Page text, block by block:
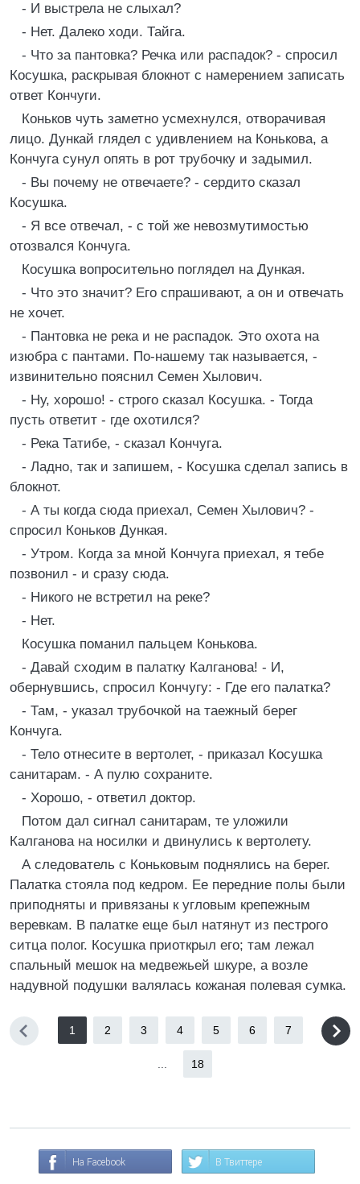
- И выстрела не слыхал?
- Нет. Далеко ходи. Тайга.
- Что за пантовка? Речка или распадок? - спросил
Косушка, раскрывая блокнот с намерением записать
ответ Кончуги.
Коньков чуть заметно усмехнулся, отворачивая
лицо. Дункай глядел с удивлением на Конькова, а
Кончуга сунул опять в рот трубочку и задымил.
- Вы почему не отвечаете? - сердито сказал
Косушка.
- Я все отвечал, - с той же невозмутимостью
отозвался Кончуга.
Косушка вопросительно поглядел на Дункая.
- Что это значит? Его спрашивают, а он и отвечать
не хочет.
- Пантовка не река и не распадок. Это охота на
изюбра с пантами. По-нашему так называется, -
извинительно пояснил Семен Хылович.
- Ну, хорошо! - строго сказал Косушка. - Тогда
пусть ответит - где охотился?
- Река Татибе, - сказал Кончуга.
- Ладно, так и запишем, - Косушка сделал запись в
блокнот.
- А ты когда сюда приехал, Семен Хылович? -
спросил Коньков Дункая.
- Утром. Когда за мной Кончуга приехал, я тебе
позвонил - и сразу сюда.
- Никого не встретил на реке?
- Нет.
Косушка поманил пальцем Конькова.
- Давай сходим в палатку Калганова! - И,
обернувшись, спросил Кончугу: - Где его палатка?
- Там, - указал трубочкой на таежный берег
Кончуга.
- Тело отнесите в вертолет, - приказал Косушка
санитарам. - А пулю сохраните.
- Хорошо, - ответил доктор.
Потом дал сигнал санитарам, те уложили
Калганова на носилки и двинулись к вертолету.
А следователь с Коньковым поднялись на берег.
Палатка стояла под кедром. Ее передние полы были
приподняты и привязаны к угловым крепежным
веревкам. В палатке еще был натянут из пестрого
ситца полог. Косушка приоткрыл его; там лежал
спальный мешок на медвежьей шкуре, а возле
надувной подушки валялась кожаная полевая сумка.
1 2 3 4 5 6 7
18
На Facebook В Твиттере